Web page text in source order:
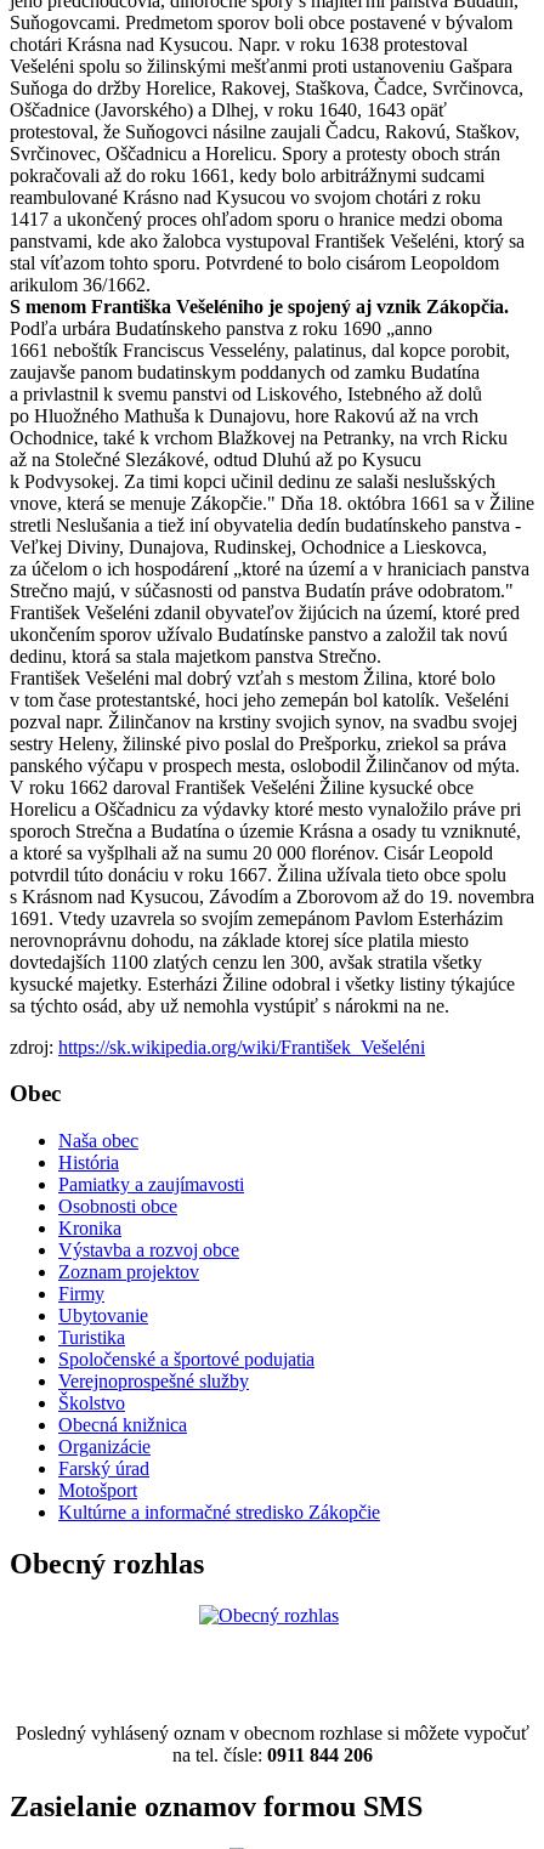
Suňogovcami. Predmetom sporov boli obce postavené v bývalom
chotári Krásna nad Kysucou. Napr. v roku 1638 protestoval
Vešeléni spolu so žilinskými mešťanmi proti ustanoveniu Gašpara
Suňoga do držby Horelice, Rakovej, Staškova, Čadce, Svrčinovca,
Oščadnice (Javorského) a Dlhej, v roku 1640, 1643 opäť
protestoval, že Suňogovci násilne zaujali Čadcu, Rakovú, Staškov,
Svrčinovec, Oščadnicu a Horelicu. Spory a protesty oboch strán
pokračovali až do roku 1661, kedy bolo arbitrážnymi sudcami
reambulované Krásno nad Kysucou vo svojom chotári z roku
1417 a ukončený proces ohľadom sporu o hranice medzi oboma
panstvami, kde ako žalobca vystupoval František Vešeléni, ktorý sa
stal víťazom tohto sporu. Potvrdené to bolo cisárom Leopoldom
arikulom 36/1662.
S menom Františka Vešeléniho je spojený aj vznik Zákopčia.
Podľa urbára Budatínskeho panstva z roku 1690 „anno
1661 neboštík Franciscus Vesselény, palatinus, dal kopce porobit,
zaujavše panom budatinskym poddanych od zamku Budatína
a privlastnil k svemu panstvi od Liskového, Istebného až dolů
po Hluožného Mathuša k Dunajovu, hore Rakovú až na vrch
Ochodnice, také k vrchom Blažkovej na Petranky, na vrch Ricku
až na Stolečné Slezákové, odtud Dluhú až po Kysucu
k Podvysokej. Za timi kopci učinil dedinu ze salaši neslušských
vnove, která se menuje Zákopčie." Dňa 18. októbra 1661 sa v Žiline
stretli Neslušania a tiež iní obyvatelia dedín budatínskeho panstva -
Veľkej Diviny, Dunajova, Rudinskej, Ochodnice a Lieskovca,
za účelom o ich hospodárení „ktoré na území a v hraniciach panstva
Strečno majú, v súčasnosti od panstva Budatín práve odobratom."
František Vešeléni zdanil obyvateľov žijúcich na území, ktoré pred
ukončením sporov užívalo Budatínske panstvo a založil tak novú
dedinu, ktorá sa stala majetkom panstva Strečno.
František Vešeléni mal dobrý vzťah s mestom Žilina, ktoré bolo
v tom čase protestantské, hoci jeho zemepán bol katolík. Vešeléni
pozval napr. Žilinčanov na krstiny svojich synov, na svadbu svojej
sestry Heleny, žilinské pivo poslal do Prešporku, zriekol sa práva
panského výčapu v prospech mesta, oslobodil Žilinčanov od mýta.
V roku 1662 daroval František Vešeléni Žiline kysucké obce
Horelicu a Oščadnicu za výdavky ktoré mesto vynaložilo práve pri
sporoch Strečna a Budatína o územie Krásna a osady tu vzniknuté,
a ktoré sa vyšplhali až na sumu 20 000 florénov. Cisár Leopold
potvrdil túto donáciu v roku 1667. Žilina užívala tieto obce spolu
s Krásnom nad Kysucou, Závodím a Zborovom až do 19. novembra
1691. Vtedy uzavrela so svojím zemepánom Pavlom Esterházim
nerovnoprávnu dohodu, na základe ktorej síce platila miesto
dovtedajších 1100 zlatých cenzu len 300, avšak stratila všetky
kysucké majetky. Esterházi Žiline odobral i všetky listiny týkajúce
sa týchto osád, aby už nemohla vystúpiť s nárokmi na ne.
zdroj: https://sk.wikipedia.org/wiki/František_Vešeléni
Obec
Naša obec
História
Pamiatky a zaujímavosti
Osobnosti obce
Kronika
Výstavba a rozvoj obce
Zoznam projektov
Firmy
Ubytovanie
Turistika
Spoločenské a športové podujatia
Verejnoprospešné služby
Školstvo
Obecná knižnica
Organizácie
Farský úrad
Motošport
Kultúrne a informačné stredisko Zákopčie
Obecný rozhlas
Posledný vyhlásený oznam v obecnom rozhlase si môžete vypočuť
na tel. čísle: 0911 844 206
Zasielanie oznamov formou SMS